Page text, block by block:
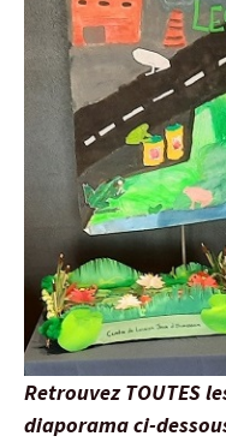
Retrouvez TOUTES
diaporama ci-